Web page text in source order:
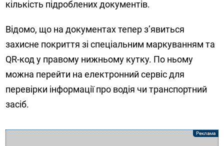
кількість підроблених документів.
Відомо, що на документах тепер з’явиться
захисне покриття зі спеціальним маркуванням та
QR-код у правому нижньому кутку. По ньому
можна перейти на електронний сервіс для
перевірки інформації про водія чи транспортний
засіб.